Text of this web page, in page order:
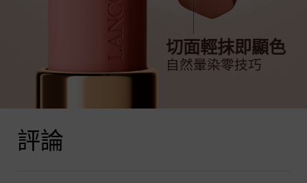
切面輕抹即顯色
自然暈染零技巧
評論